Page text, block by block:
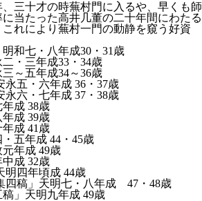
、三十才の時蕪村門に入るや、早くも師
当たった高井几董の二十年間にわたる
れにより蕪村一門の動静を窺う好資
明和七・八年成30・31歳
二・三年成33・34歳
三～五年成34～36歳
永五・六年成 36・37歳
永六・七年成 37・38歳
年成 38歳
年成 39歳
年成 41歳
・五年成 44・45歳
元年成 49歳
中成 32歳
明四年頃成 44歳
四稿」天明七・八年成 47・48歳
」天明九年成 49歳